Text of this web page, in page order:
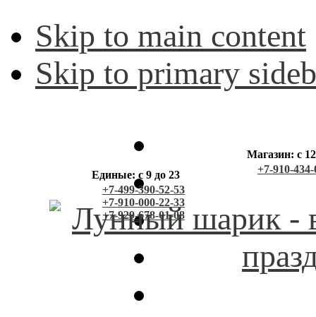
Skip to main content
Skip to primary
Единые: с 9 до 23
+7-499-390-52-53
+7-910-000-22-33
+7-929-678-01-08
Магазин: с
+7-910-